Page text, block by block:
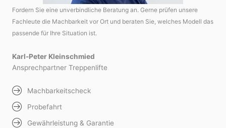
Fordern Sie eine unverbindliche Beratung an. Gerne prüfen unsere
Fachleute die Machbarkeit vor Ort und beraten Sie, welches Modell das
passende für Ihre Situation ist.
Karl-Peter Kleinschmied
Ansprechpartner Treppenlifte
Machbarkeitscheck
Probefahrt
Gewährleistung & Garantie